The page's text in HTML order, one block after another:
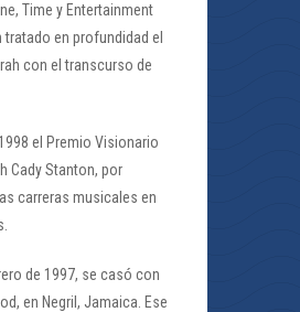
Time y Entertainment
tratado en profundidad el
con el transcurso de
el Premio Visionario
Cady Stanton, por
carreras musicales en
de 1997, se casó con
en Negril, Jamaica. Ese